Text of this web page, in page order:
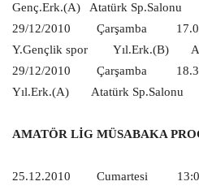
Genç.Erk.(A)
Atatürk Sp.Salonu
29/12/2010
Çarşamba
Y.Gençlik spor
Yıl.Erk.(B)
29/12/2010
Çarşamba
Yıl.Erk.(A)
Atatürk Sp.Salonu
AMATÖR LİG MÜSABAKA
25.12.2010 Cumartesi